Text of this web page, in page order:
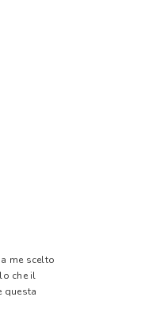
me scelto
che il
questa